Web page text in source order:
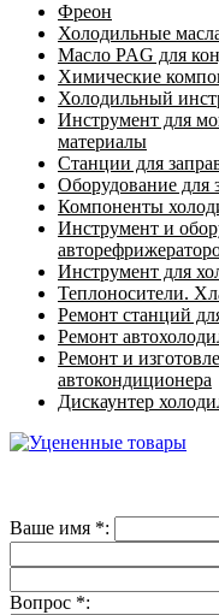
Фреон
Холодильные
Масло PAG для
Химические
Холодильный
Инструмент для
материалы
Станции для
Оборудование для
Компоненты
Инструмент и
Инструмент для
Теплоносители.
Ремонт станций
Ремонт
Ремонт и
автокондиционера
Дискаунтер
Ваше имя *:
Вопрос *: